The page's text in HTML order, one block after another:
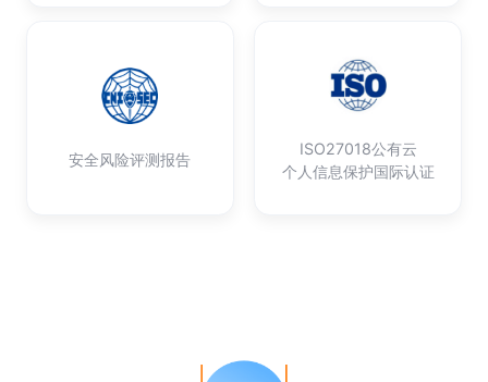
安全风险评测报告
ISO27018公有云
个人信息保护国际认证